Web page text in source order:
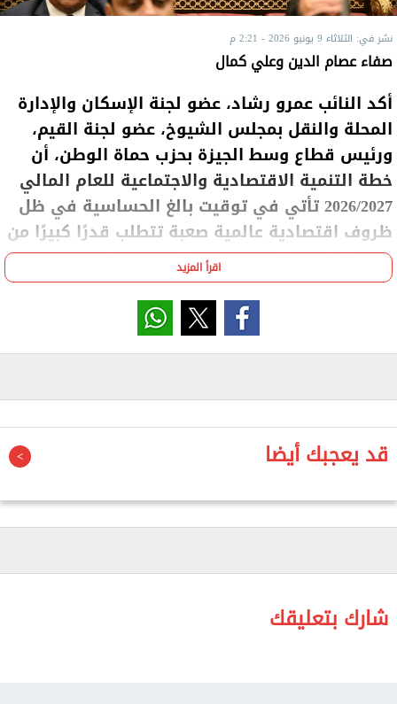
نشر في: الثلاثاء 9 يونيو 2026 - 2:21 م
صفاء عصام الدين وعلي كمال
أكد النائب عمرو رشاد، عضو لجنة الإسكان والإدارة
المحلة والنقل بمجلس الشيوخ، عضو لجنة القيم،
ورئيس قطاع وسط الجيزة بحزب حماة الوطن، أن
خطة التنمية الاقتصادية والاجتماعية للعام المالي
2026/2027 تأتي في توقيت بالغ الحساسية في ظل
ظروف اقتصادية عالمية صعبة تتطلب قدرًا كبيرًا من
المرونة في التعامل مع المتغيرات والتحديات
المستمرة.
جاء ذلك في كلمته خلال الجلسة العامة لمجلس الشيوخ
اليوم، برئاسة المستشار عصام الدين فريد، بشأن مناقشة
خطة التنمية الاقتصادية والاجتماعية للعام المالي 2026/
2027. حيث أوضح أن المواطن يجب أن يكون المستفيد
الأول من ثمار التنمية، باعتباره الهدف الحقيقي لأي
وشدد “رشاد” على أهمية تعزيز دور القطاع الخاص في
الاستثمارات وتوفير فرص العمل، مع استمرار الدولة في
الصحة والتعليم والحماية الاجتماعية.
اقرأ المزيد
قد يعجبك أيضا
شارك بتعليقك